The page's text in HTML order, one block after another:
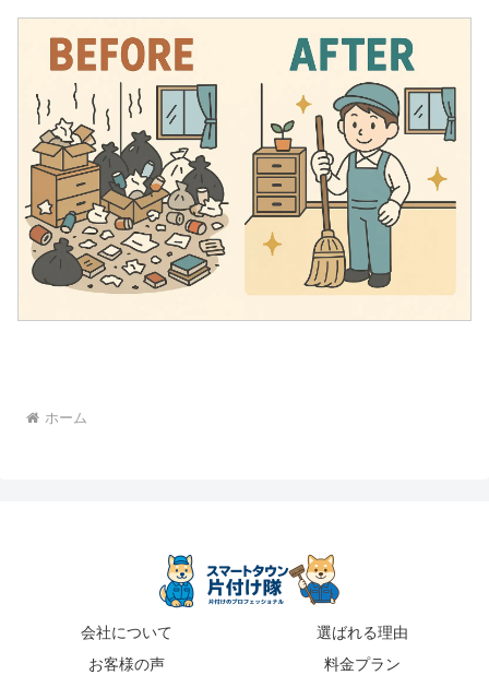
ホーム
会社について
選ばれる理由
お客様の声
料金プラン